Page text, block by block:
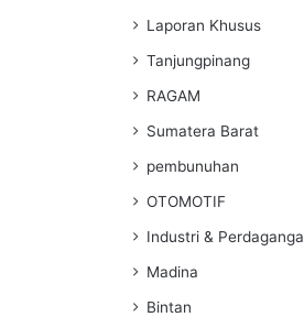
Laporan Khusus
Tanjungpinang
RAGAM
Sumatera Barat
pembunuhan
OTOMOTIF
Industri &
Madina
Bintan